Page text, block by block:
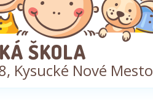
ŠKOLA
Kysucké Nové Mesto